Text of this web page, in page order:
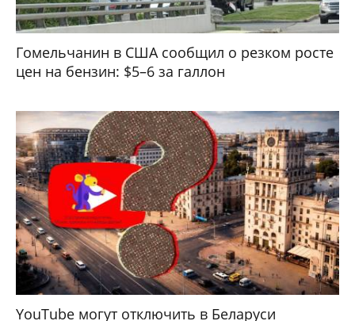
Гомельчанин в США сообщил о резком росте
цен на бензин: $5–6 за галлон
YouTube могут отключить в Беларуси